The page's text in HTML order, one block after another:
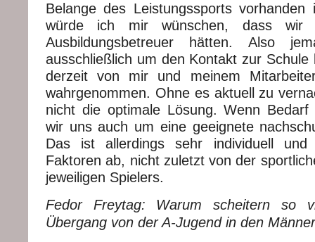
Belange des Leistungssports
würde ich mir wünschen, dass wir
Ausbildungsbetreuer hätten. Also
ausschließlich um den Kontakt zur
derzeit von mir und meinem
wahrgenommen. Ohne es aktuell zu
nicht die optimale Lösung. Wenn Bedarf
wir uns auch um eine geeignete
Das ist allerdings sehr individuell
Faktoren ab, nicht zuletzt von der
jeweiligen Spielers.
Fedor Freytag: Warum scheitern so
Übergang von der A-Jugend in den